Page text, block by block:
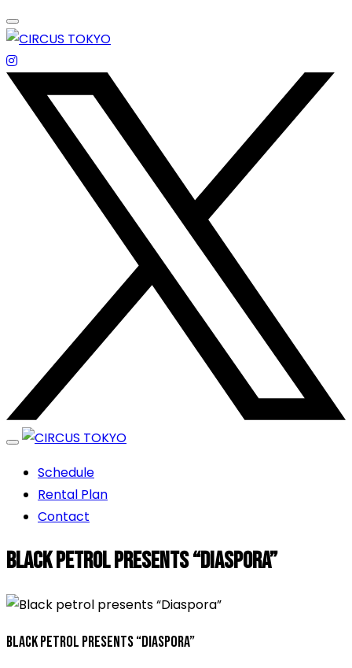
Skip
to
content
エンターテイメントスペース
CIRCUS TOKYO
エンターテイメントスペース
Schedule
Rental Plan
Contact
Black petrol presents “Diaspora”
Black petrol presents “Diaspora”